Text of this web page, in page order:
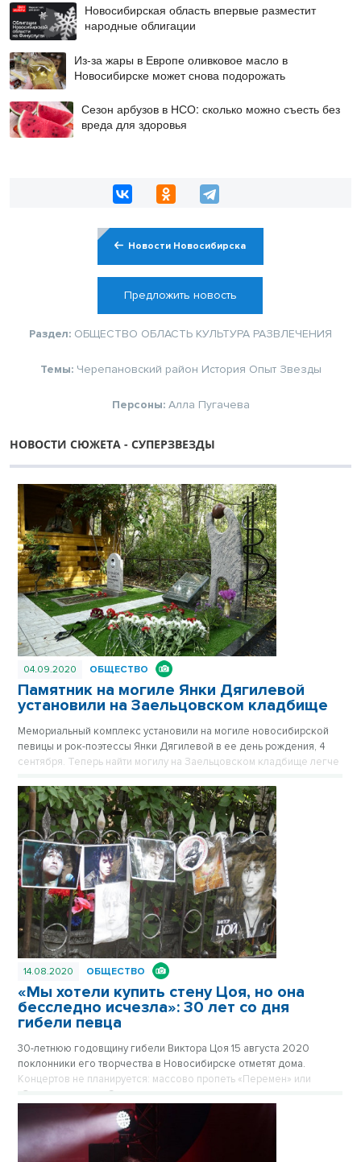
Новосибирская область впервые разместит
народные облигации
Из-за жары в Европе оливковое масло в
Новосибирске может снова подорожать
Сезон арбузов в НСО: сколько можно съесть без
вреда для здоровья
Новости Новосибирска
Предложить новость
Раздел: ОБЩЕСТВО ОБЛАСТЬ КУЛЬТУРА РАЗВЛЕЧЕНИЯ
Темы: Черепановский район История Опыт Звезды
Персоны: Алла Пугачева
НОВОСТИ СЮЖЕТА - СУПЕРЗВЕЗДЫ
04.09.2020 ОБЩЕСТВО
Памятник на могиле Янки Дягилевой
установили на Заельцовском кладбище
Мемориальный комплекс установили на могиле новосибирской
певицы и рок-поэтессы Янки Дягилевой в ее день рождения, 4
сентября. Теперь найти могилу на Заельцовском кладбище легче
14.08.2020 ОБЩЕСТВО
«Мы хотели купить стену Цоя, но она
бесследно исчезла»: 30 лет со дня
гибели певца
30-летнюю годовщину гибели Виктора Цоя 15 августа 2020
поклонники его творчества в Новосибирске отметят дома.
Концертов не планируется: массово пропеть «Перемен» или
«Звезду по имени Солнце» в этом году не даст коронавирус.
Некуда и прийти помолчать. Подвалов и стен с надписями «Цой
жив» в столице Сибири сейчас не найти. А ведь певец трижды
выступал в Новосибирске.